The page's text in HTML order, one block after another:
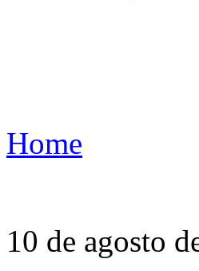
Home
10 de agosto